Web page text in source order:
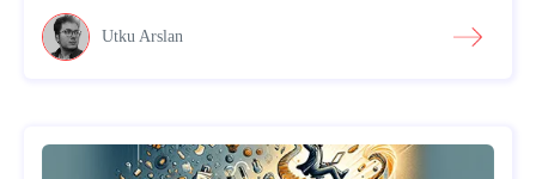
Utku Arslan